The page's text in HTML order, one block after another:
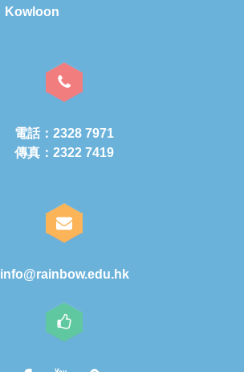
Kowloon
電話：2328 7971
傳真：2322 7419
info@rainbow.edu.hk